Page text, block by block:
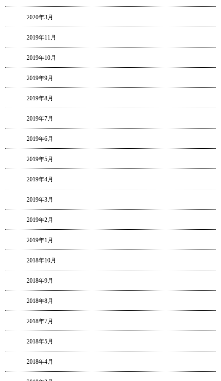
2020年3月
2019年11月
2019年10月
2019年9月
2019年8月
2019年7月
2019年6月
2019年5月
2019年4月
2019年3月
2019年2月
2019年1月
2018年10月
2018年9月
2018年8月
2018年7月
2018年5月
2018年4月